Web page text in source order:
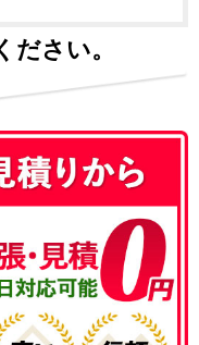
ださい。